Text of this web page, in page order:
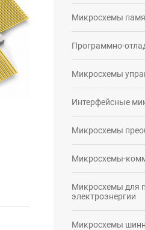
Микросхемы
Программно-
Микросхемы
Интерфейсные
Микросхемы
Микросхемы-
Микросхемы для
электроэнергии
Микросхемы